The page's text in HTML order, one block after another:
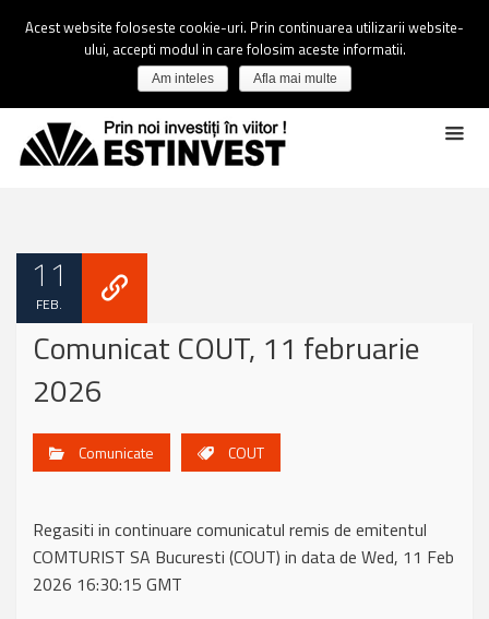
11
FEB.
Comunicat COUT, 11 februarie
2026
Comunicate COUT
Regasiti in continuare comunicatul remis de emitentul
COMTURIST SA Bucuresti (COUT) in data de Wed, 11 Feb
2026 16:30:15 GMT
Acest website foloseste cookie-uri. Prin continuarea utilizarii website-
ului, accepti modul in care folosim aceste informatii.
Am inteles Afla mai multe